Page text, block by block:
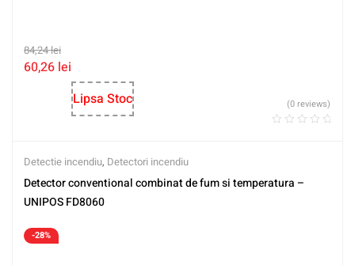
84,24lei
60,26 lei
Lipsa Stoc
(0 reviews)
Detectie incendiu, Detectori incendiu
Detector conventional combinat de fum si temperatura –
UNIPOS FD8060
-28%